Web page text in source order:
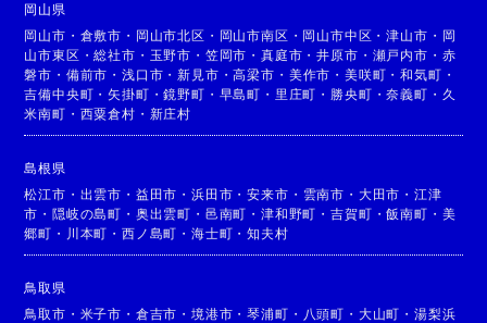
岡山県
岡山市 ・ 倉敷市 ・ 岡山市北区 ・ 岡山市南区 ・ 岡山市中区 ・津山市 ・ 岡
山市東区 ・総社市 ・ 玉野市 ・ 笠岡市 ・真庭市 ・井原市 ・ 瀬戸内市 ・ 赤
磐市 ・ 備前市 ・浅口市 ・新見市 ・高梁市 ・ 美作市 ・ 美咲町 ・和気町 ・
吉備中央町 ・矢掛町 ・鏡野町 ・ 早島町 ・ 里庄町 ・ 勝央町 ・奈義町 ・ 久
米南町 ・ 西粟倉村 ・ 新庄村
島根県
松江市 ・ 出雲市 ・ 益田市 ・浜田市 ・安来市 ・ 雲南市 ・ 大田市 ・ 江津
市 ・隠岐の島町 ・ 奥出雲町 ・ 邑南町 ・津和野町 ・吉賀町 ・飯南町 ・ 美
郷町 ・ 川本町 ・西ノ島町 ・海士町 ・知夫村
鳥取県
鳥取市 ・ 米子市 ・ 倉吉市 ・境港市 ・琴浦町 ・ 八頭町 ・ 大山町 ・ 湯梨浜